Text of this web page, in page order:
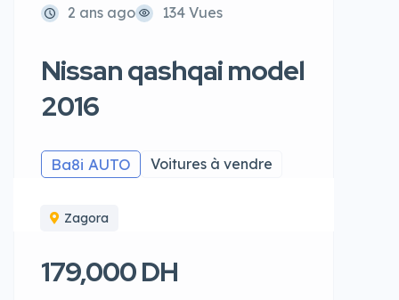
2 ans ago
134 Vues
Nissan qashqai model
2016
Ba8i AUTO Voitures à vendre
Zagora
179,000 DH